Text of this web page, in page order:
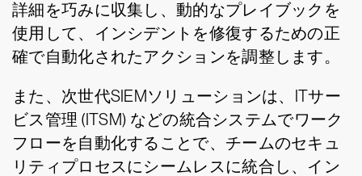
詳細を巧みに収集し、動的なプレイブックを
使用して、インシデントを修復するための正
確で自動化されたアクションを調整します。
また、次世代SIEMソリューションは、ITサー
ビス管理 (ITSM) などの統合システムでワーク
フローを自動化することで、チームのセキュ
リティプロセスにシームレスに統合し、イン